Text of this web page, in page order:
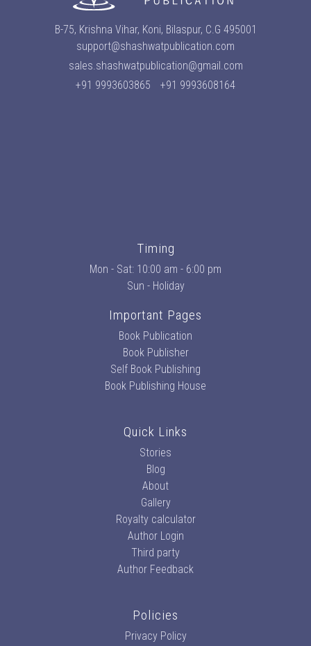
B-75, Krishna Vihar, Koni, Bilaspur, C.G 495001
support@shashwatpublication.com
sales.shashwatpublication@gmail.com
+91 9993603865
+91 9993608164
Timing
Mon - Sat: 10:00 am - 6:00 pm
Sun - Holiday
Important Pages
Book Publication
Book Publisher
Self Book Publishing
Book Publishing House
Quick Links
Stories
Blog
About
Gallery
Royalty calculator
Author Login
Third party
Author Feedback
Policies
Privacy Policy